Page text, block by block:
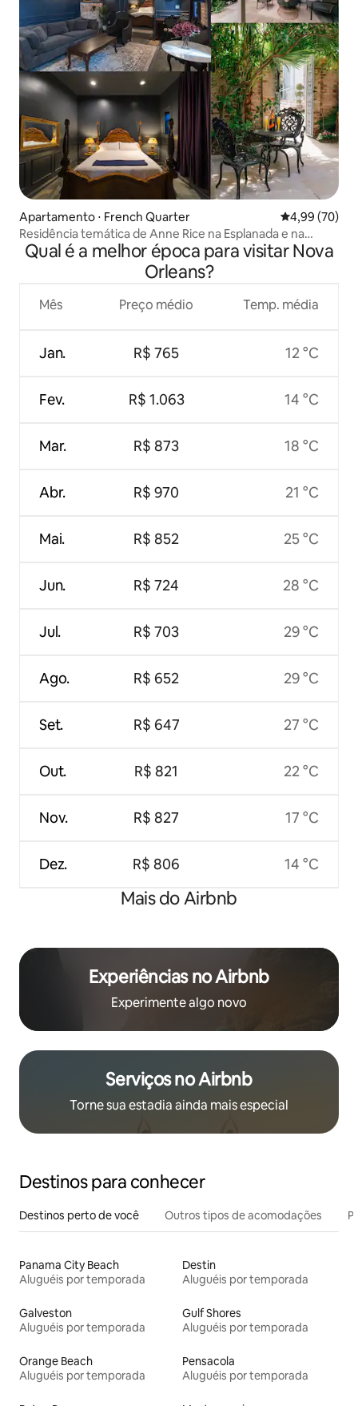
Apartamento ⋅ French Quarter 4,99 de uma
4,99 (70)
Residência temática de Anne Rice na Esplanada e na
Bourbon St
Qual é a melhor época para visitar Nova
Orleans?
Mês
Jan.
Fev.
Mar.
Abr.
Mai.
Jun.
Jul.
Ago.
Set.
Out.
Nov.
Dez.
Preço médio
R$ 765
R$ 1.063
R$ 873
R$ 970
R$ 852
R$ 724
R$ 703
R$ 652
R$ 647
R$ 821
R$ 827
R$ 806
Temp. média
12 °C
14 °C
18 °C
21 °C
25 °C
28 °C
29 °C
29 °C
27 °C
22 °C
17 °C
14 °C
Mais do Airbnb
Experiências no Airbnb
Experimente algo novo
Serviços no Airbnb
Torne sua estadia ainda mais especial
Destinos para conhecer
Destinos perto de você Outros tipos de acomodações
Panama City Beach
Aluguéis por temporada
Destin
Aluguéis por temporada
Galveston
Aluguéis por temporada
Gulf Shores
Aluguéis por temporada
Orange Beach
Aluguéis por temporada
Pensacola
Aluguéis por temporada